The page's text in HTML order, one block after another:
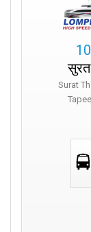
सुरत
Surat